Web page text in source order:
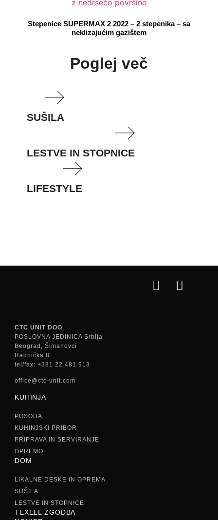
Stepenice SUPERMAX 2 2022 – 2 stepenika – sa
neklizajućim gazištem
Poglej več
SUŠILA
LESTVE IN STOPNICE
LIFESTYLE
CTC UNIT DOO
POSLOVNA JEDINICA Srbija
Beograd, Šimanovci
Radnička 8
tel/fax: +381 22 481 913
office@ctc-unit.com
KUHINJA
POSODA
KUHINJSKI PRIBOR
PRIPRAVA IN SERVIRANJE
OPREMO
DOM
LIKALNE DESKE IN OPREMA
SUŠILA
LESTVE IN STOPNICE
TEXELL ZGODBA